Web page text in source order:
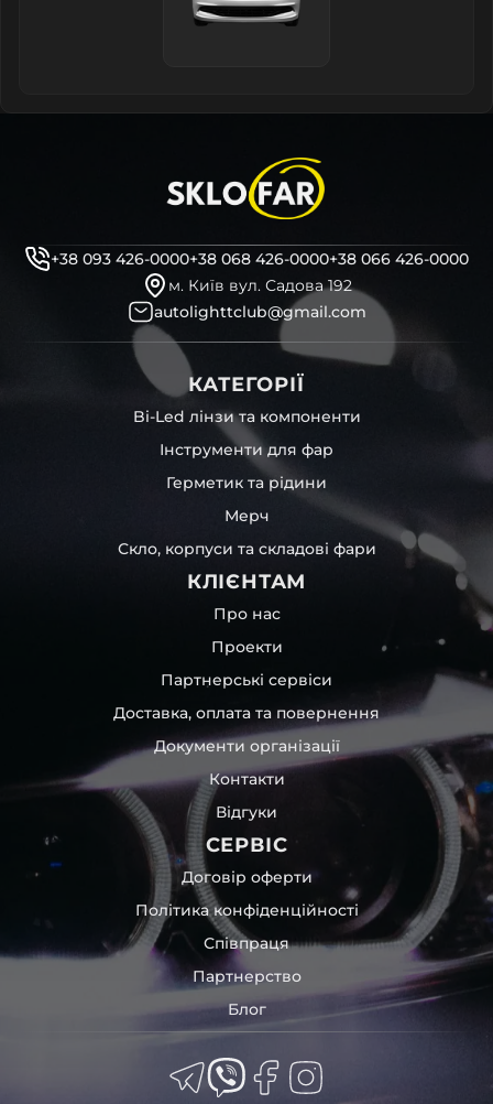
+38 093 426-0000+38 068 426-0000+38 066 426-0000
м. Київ вул. Садова 192
autolighttclub@gmail.com
КАТЕГОРІЇ
Bi-Led лінзи та компоненти
Інструменти для фар
Герметик та рідини
Мерч
Скло, корпуси та складові фари
КЛІЄНТАМ
Про нас
Проекти
Партнерські сервіси
Доставка, оплата та повернення
Документи організації
Контакти
Відгуки
СЕРВІС
Договір оферти
Політика конфіденційності
Співпраця
Партнерство
Блог